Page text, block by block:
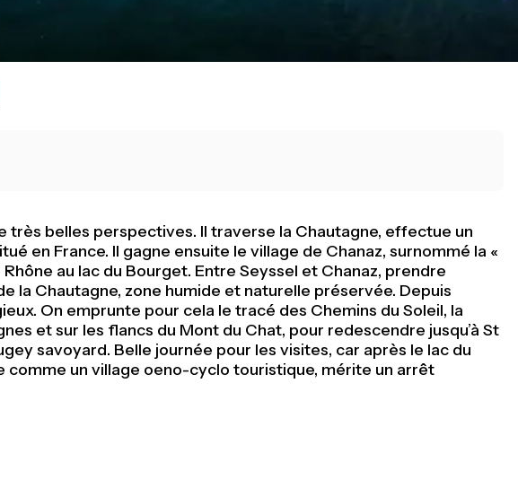
très belles perspectives. Il traverse la Chautagne, effectue un
en France. Il gagne ensuite le village de Chanaz, surnommé la «
au lac du Bourget. Entre Seyssel et Chanaz, prendre
la Chautagne, zone humide et naturelle préservée. Depuis
On emprunte pour cela le tracé des Chemins du Soleil, la
et sur les flancs du Mont du Chat, pour redescendre jusqu’à St
savoyard. Belle journée pour les visites, car après le lac du
comme un village oeno-cyclo touristique, mérite un arrêt